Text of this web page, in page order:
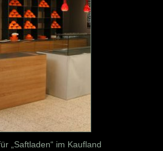
„Saftladen“ im Kaufland